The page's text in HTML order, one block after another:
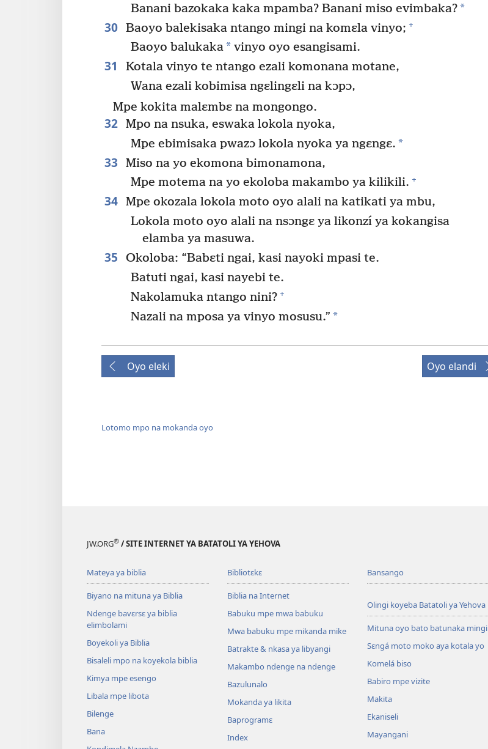
Banani bazokaka kaka mpamba? Banani miso evimbaka?*
30 Baoyo balekisaka ntango mingi na komɛla vinyo; +
Baoyo balukaka* vinyo oyo esangisami.
31
Kotala vinyo te ntango ezali komonana motane,
Wana ezali kobimisa ngɛlingɛli na kɔpɔ,
Mpe kokita malɛmbɛ na mongongo.
32 Mpo na nsuka, eswaka lokola nyoka,
Mpe ebimisaka pwazɔ lokola nyoka ya ngɛngɛ. *
33
Miso na yo ekomona bimonamona,
Mpe motema na yo ekoloba makambo ya kilikili. +
34 Mpe okozala lokola moto oyo alali na katikati ya mbu,
Lokola moto oyo alali na nsɔngɛ ya likonzí ya kokangisa
elamba ya masuwa.
35
Okoloba: “Babɛti ngai, kasi nayoki mpasi te.
Batuti ngai, kasi nayebi te.
Nakolamuka ntango nini? +
Nazali na mposa ya vinyo mosusu.” *
Oyo eleki Oyo elandi
Lotomo mpo na mokanda oyo
JW.ORG® / SITE INTERNET YA BATATOLI YA YEHOVA
Mateya ya biblia
Biyano na mituna ya Biblia
Ndenge bavɛrsɛ ya biblia
elimbolami
Boyekoli ya Biblia
Bisaleli mpo na koyekola biblia
Kimya mpe esengo
Libala mpe libota
Bilenge
Bana
Bibliotɛkɛ
Biblia na Internet
Babuku mpe mwa babuku
Mwa babuku mpe mikanda mike
Batrakte & nkasa ya libyangi
Makambo ndenge na ndenge
Bazulunalo
Mokanda ya likita
Baprogramɛ
Index
Bansango
Olingi koyeba Batatoli ya Yehova
Mituna oyo bato batunaka mingi
Sɛngá moto moko aya kotala yo
Komelá biso
Babiro mpe vizite
Makita
Ekaniseli
Mayangani